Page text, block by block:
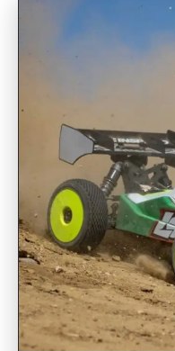
INSCRIPCIONES ABIERTAS